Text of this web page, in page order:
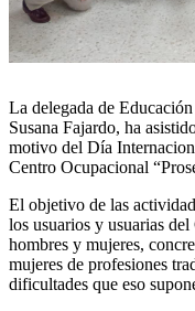
La delegada de
Susana Fajardo, ha
motivo del Día
Centro Ocupacional
El objetivo de las
los usuarios y usuarias
hombres y mujeres,
mujeres de profesiones
dificultades que eso